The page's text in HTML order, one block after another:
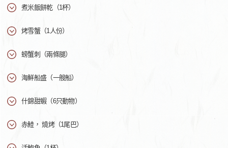
煮米飯餅乾（1杯）
烤雪蟹（1人份）
螃蟹刺（兩條腿）
海鮮船盛（一艘船）
什錦甜蝦（6只動物）
赤鯥， 燒烤（1尾巴）